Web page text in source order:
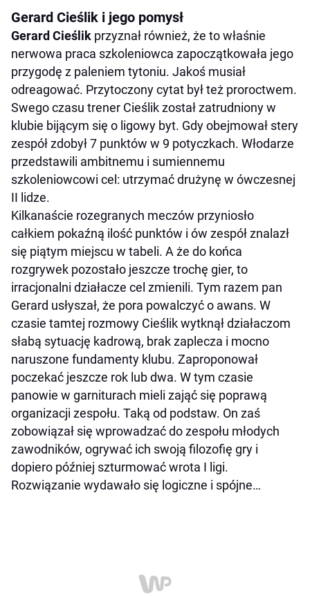
Gerard Cieślik i jego pomysł
Gerard Cieślik przyznał również, że to właśnie
nerwowa praca szkoleniowca zapoczątkowała jego
przygodę z paleniem tytoniu. Jakoś musiał
odreagować. Przytoczony cytat był też proroctwem.
Swego czasu trener Cieślik został zatrudniony w
klubie bijącym się o ligowy byt. Gdy obejmował stery
zespół zdobył 7 punktów w 9 potyczkach. Włodarze
przedstawili ambitnemu i sumiennemu
szkoleniowcowi cel: utrzymać drużynę w ówczesnej
II lidze.
Kilkanaście rozegranych meczów przyniosło
całkiem pokaźną ilość punktów i ów zespół znalazł
się piątym miejscu w tabeli. A że do końca
rozgrywek pozostało jeszcze trochę gier, to
irracjonalni działacze cel zmienili. Tym razem pan
Gerard usłyszał, że pora powalczyć o awans. W
czasie tamtej rozmowy Cieślik wytknął działaczom
słabą sytuację kadrową, brak zaplecza i mocno
naruszone fundamenty klubu. Zaproponował
poczekać jeszcze rok lub dwa. W tym czasie
panowie w garniturach mieli zająć się poprawą
organizacji zespołu. Taką od podstaw. On zaś
zobowiązał się wprowadzać do zespołu młodych
zawodników, ogrywać ich swoją filozofię gry i
dopiero później szturmować wrota I ligi.
Rozwiązanie wydawało się logiczne i spójne…